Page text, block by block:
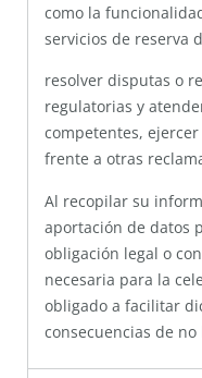
como la
servicios de reserva
resolver disputas o
regulatorias y
competentes,
frente a otras
Al recopilar su
aportación de datos
obligación legal o
necesaria para la
obligado a facilitar
consecuencias de no